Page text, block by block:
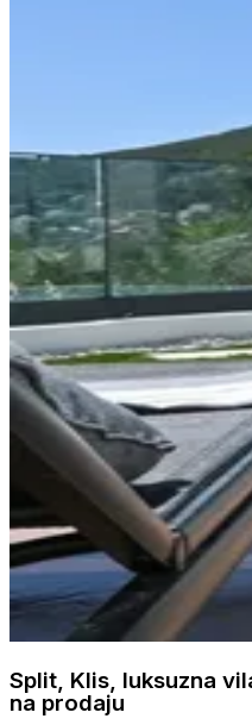
Split, Klis, luksuzna
na prodaju